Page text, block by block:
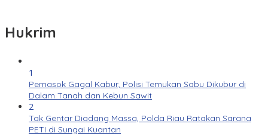
Hukrim
1
Pemasok Gagal Kabur, Polisi Temukan Sabu Dikubur di
Dalam Tanah dan Kebun Sawit
2
Tak Gentar Diadang Massa, Polda Riau Ratakan Sarana
PETI di Sungai Kuantan